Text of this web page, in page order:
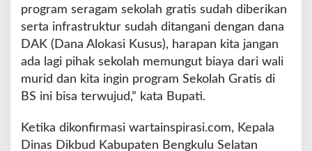
n
D
r
i
W
a
M
program seragam sekolah gratis sudah diberikan
serta infrastruktur sudah ditangani dengan dana
DAK (Dana Alokasi Kusus), harapan kita jangan
ada lagi pihak sekolah memungut biaya dari wali
murid dan kita ingin program Sekolah Gratis di
BS ini bisa terwujud,” kata Bupati.
Ketika dikonfirmasi wartainspirasi.com, Kepala
Dinas Dikbud Kabupaten Bengkulu Selatan